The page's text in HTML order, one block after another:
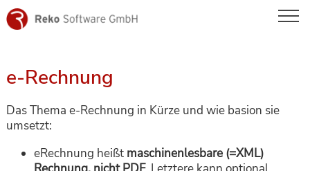
Skip
to
e-Rechnung
Das Thema e-Rechnung in Kürze und wie basion sie
umsetzt:
eRechnung heißt maschinenlesbare (=XML)